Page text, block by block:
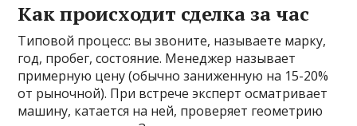
Как происходит сделка за час
Типовой процесс: вы звоните, называете марку,
год, пробег, состояние. Менеджер называет
примерную цену (обычно заниженную на 15-20%
от рыночной). При встрече эксперт осматривает
машину, катается на ней, проверяет геометрию